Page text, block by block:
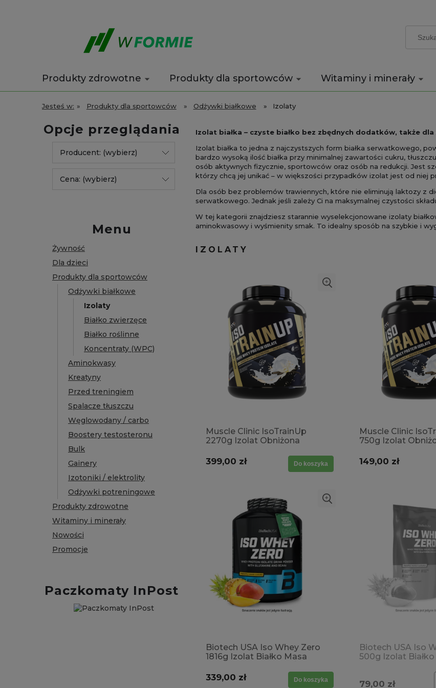
Produkty zdrowotne Produkty dla sportowców Witaminy i minerały
Wyprzedaż Kontakt
Jesteś w: » Produkty dla sportowców » Odżywki białkowe » Izolaty
Opcje przeglądania
Producent: (wybierz)
Cena: (wybierz)
Menu
Żywność
Dla dzieci
Produkty dla sportowców
Odżywki białkowe
Izolaty
Białko zwierzęce
Białko roślinne
Koncentraty (WPC)
Aminokwasy
Kreatyny
Przed treningiem
Spalacze tłuszczu
Węglowodany / carbo
Boostery testosteronu
Bulk
Gainery
Izotoniki / elektrolity
Odżywki potreningowe
Produkty zdrowotne
Witaminy i minerały
Nowości
Promocje
Paczkomaty InPost
Izolat białka – czyste białko bez zbędnych dodatków, także
Izolat białka to jedna z najczystszych form białka serwatkowego,
bardzo wysoką ilość białka przy minimalnej zawartości cukru,
osób aktywnych fizycznie, sportowców oraz osób na redukcji. Jest
którzy chcą jej unikać – w większości przypadków izolat jest od niej
Dla osób bez problemów trawiennych, które nie eliminują laktozy z
serwatkowego. Jednak jeśli zależy Ci na maksymalnej czystości
W tej kategorii znajdziesz starannie wyselekcjonowane izolaty
aminokwasowy i wyśmienity smak. To idealny sposób na szybkie i
IZOLATY
Muscle Clinic IsoTrainUp
2270g Izolat Obniżona
399,00 zł Do koszyka
Muscle Clinic
750g Izolat
149,00 zł
Biotech USA Iso Whey Zero
1816g Izolat Białko Masa
→
339,00 zł Do koszyka
Biotech USA Iso
500g Izolat
79,00 zł